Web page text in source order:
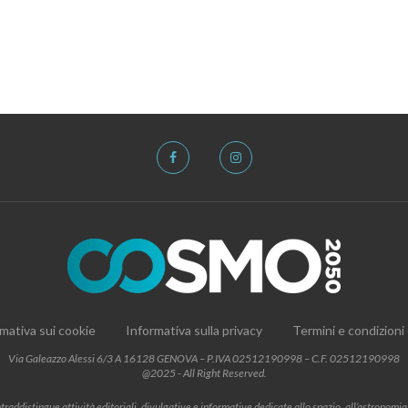
sui cookie Informativa sulla privacy Termini e condizioni
Via Galeazzo Alessi 6/3 A 16128 GENOVA – P.IVA 02512190998 – C.F. 02512190998
@2025 - All Right Reserved.